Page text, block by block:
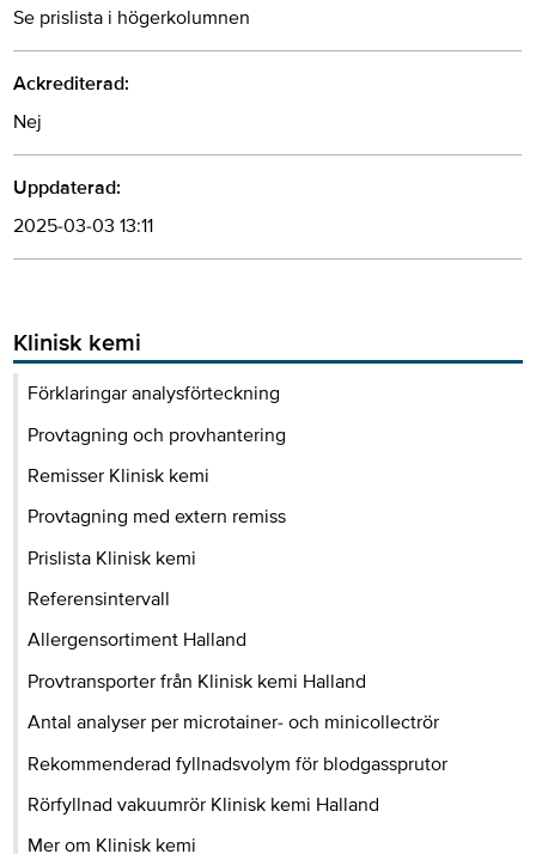
Se prislista i högerkolumnen
Ackrediterad:
Nej
Uppdaterad:
2025-03-03 13:11
Klinisk kemi
Förklaringar analysförteckning
Provtagning och provhantering
Remisser Klinisk kemi
Provtagning med extern remiss
Prislista Klinisk kemi
Referensintervall
Allergensortiment Halland
Provtransporter från Klinisk kemi Halland
Antal analyser per microtainer- och minicollectrör
Rekommenderad fyllnadsvolym för blodgassprutor
Rörfyllnad vakuumrör Klinisk kemi Halland
Mer om Klinisk kemi